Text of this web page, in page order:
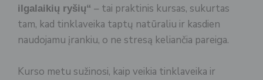
ilgalaikių ryšių“ – tai praktinis kursas, sukurtas
tam, kad tinklaveika taptų natūraliu ir kasdien
naudojamu įrankiu, o ne stresą keliančia pareiga.
Kurso metu sužinosi, kaip veikia tinklaveika ir